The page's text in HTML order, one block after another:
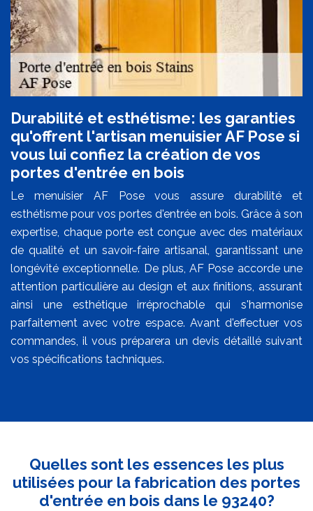
Durabilité et esthétisme: les garanties
qu'offrent l'artisan menuisier AF Pose si
vous lui confiez la création de vos
portes d'entrée en bois
Le menuisier AF Pose vous assure durabilité et
esthétisme pour vos portes d'entrée en bois. Grâce à son
expertise, chaque porte est conçue avec des matériaux
de qualité et un savoir-faire artisanal, garantissant une
longévité exceptionnelle. De plus, AF Pose accorde une
attention particulière au design et aux finitions, assurant
ainsi une esthétique irréprochable qui s'harmonise
parfaitement avec votre espace. Avant d'effectuer vos
commandes, il vous préparera un devis détaillé suivant
vos spécifications tachniques.
Quelles sont les essences les plus
utilisées pour la fabrication des portes
d'entrée en bois dans le 93240?